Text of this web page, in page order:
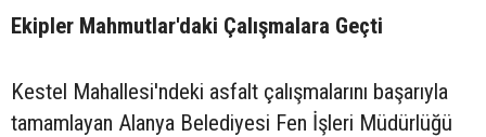
Ekipler Mahmutlar'daki Çalışmalara Geçti
Kestel Mahallesi'ndeki asfalt çalışmalarını başarıyla
tamamlayan Alanya Belediyesi Fen İşleri Müdürlüğü